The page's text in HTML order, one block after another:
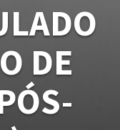
DE